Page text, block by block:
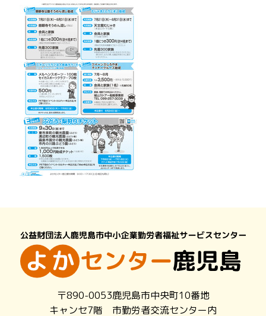
〒890-0053鹿児島市中央町10番地
キャンセ7階 市勤労者交流センター内